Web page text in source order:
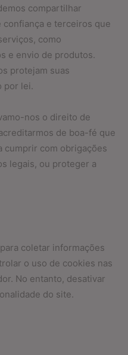
compartilhar
e terceiros que
como
e envio de produtos.
protejam suas
por lei.
nos o direito de
de boa-fé que
cumprir com obrigações
legais, ou proteger a
coletar informações
o uso de cookies nas
No entanto, desativar
do site.